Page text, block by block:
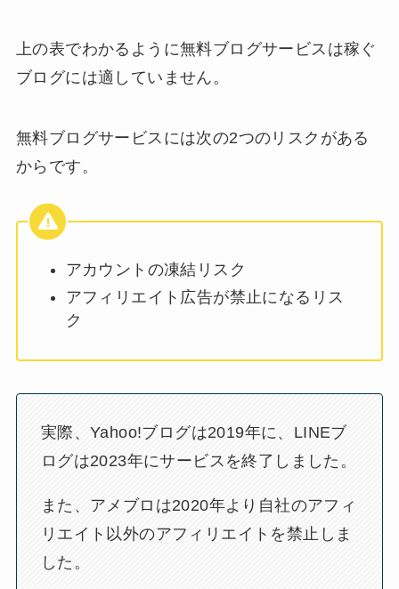
上の表でわかるように無料ブログサービスは稼ぐ
ブログには適していません。
無料ブログサービスには次の2つのリスクがある
からです。
アカウントの凍結リスク
アフィリエイト広告が禁止になるリス
ク
実際、Yahoo!ブログは2019年に、LINEブ
ログは2023年にサービスを終了しました。
また、アメブロは2020年より自社のアフィ
リエイト以外のアフィリエイトを禁止しま
した。